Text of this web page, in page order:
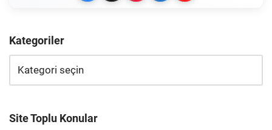
Kategoriler
Site Toplu Konular